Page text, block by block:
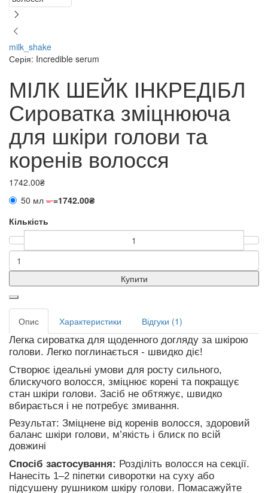
milk_shake
Серія: Incredible serum
МІЛК ШЕЙК ІНКРЕДІБЛ
Сироватка зміцнююча
для шкіри голови та
коренів волосся
1742.00₴
50 мл ==1742.00₴
Кількість
Купити
Опис Характеристики
Відгуки (1)
Легка сироватка для щоденного догляду за шкірою
голови. Легко поглинається - швидко діє!
Створює ідеальні умови для росту сильного,
блискучого волосся, зміцнює корені та покращує
стан шкіри голови. Засіб не обтяжує, швидко
вбирається і не потребує змивання.
Результат: Зміцнене від коренів волосся, здоровий
баланс шкіри голови, м’якість і блиск по всій
довжині
Спосіб застосування: Розділіть волосся на секції.
Нанесіть 1–2 піпетки сиворотки на суху або
підсушену рушником шкіру голови. Помасажуйте